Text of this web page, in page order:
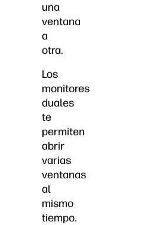
una
ventana
a
otra.
Los
monitores
duales
te
permiten
abrir
varias
ventanas
al
mismo
tiempo.